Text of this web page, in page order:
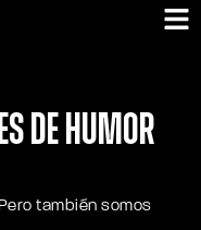
de Humor
también somos